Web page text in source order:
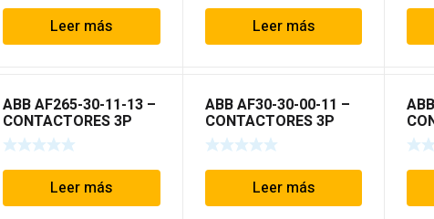
Leer más Leer más
ABB AF265-30-11-13 –
CONTACTORES 3P
TIPO AF
Leer más
ABB AF30-30-00-11 –
CONTACTORES 3P
TIPO AF
Leer más